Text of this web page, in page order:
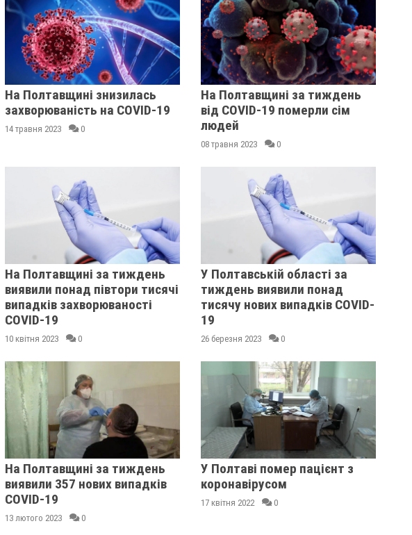
На Полтавщині знизилась
захворюваність на COVID-19
14 травня 2023 0
На Полтавщині за тиждень
від COVID-19 померли сім
людей
08 травня 2023 0
На Полтавщині за тиждень
виявили понад півтори тисячі
випадків захворюваності
COVID-19
10 квітня 2023 0
У Полтавській області за
тиждень виявили понад
тисячу нових випадків COVID-
19
26 березня 2023 0
На Полтавщині за тиждень
виявили 357 нових випадків
COVID-19
13 лютого 2023 0
У Полтаві помер пацієнт з
коронавірусом
17 квітня 2022 0